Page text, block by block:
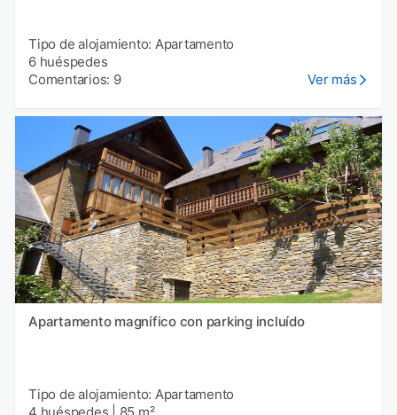
Tipo de alojamiento: Apartamento
6 huéspedes
Comentarios: 9
Ver más
Apartamento magnífico con parking incluído
Tipo de alojamiento: Apartamento